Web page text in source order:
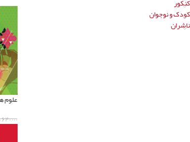
کنکور
کودک و نوجوان
ناشران
علوم
۶۴۰,۰۰۰